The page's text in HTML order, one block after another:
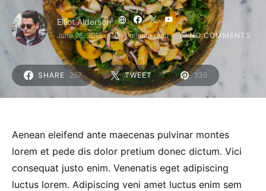
Elliot Alderson
June 28, 2018 3 minute read NO COMMENTS
SHARE 257 TWEET 335
Aenean eleifend ante maecenas pulvinar montes
lorem et pede dis dolor pretium donec dictum. Vici
consequat justo enim. Venenatis eget adipiscing
luctus lorem. Adipiscing veni amet luctus enim sem